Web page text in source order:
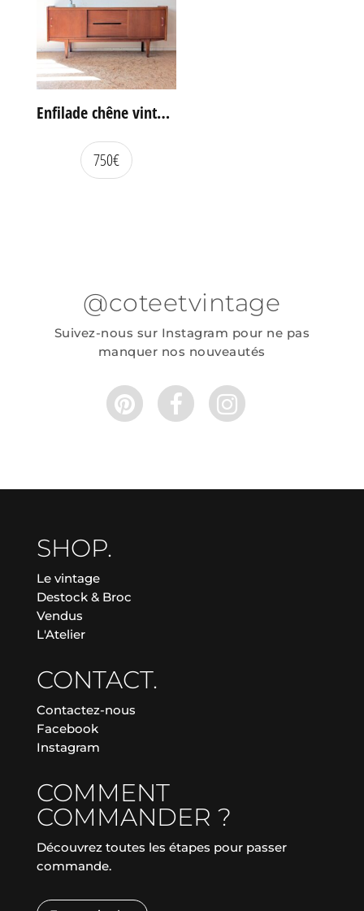
Enfilade chêne vintage portes coulissantes
750€
@coteetvintage
Suivez-nous sur Instagram pour ne pas
manquer nos nouveautés
SHOP.
Le vintage
Destock & Broc
Vendus
L'Atelier
CONTACT.
Contactez-nous
Facebook
Instagram
COMMENT
COMMANDER ?
Découvrez toutes les étapes pour passer
commande.